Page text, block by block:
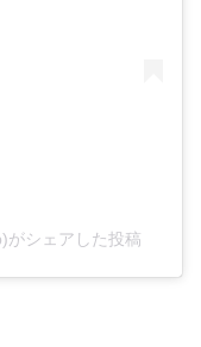
がシェアした投稿